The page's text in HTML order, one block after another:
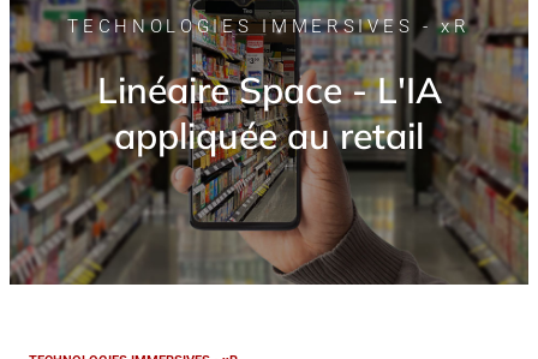
TECHNOLOGIES IMMERSIVES - xR
Linéaire Space - L'IA
appliquée au retail